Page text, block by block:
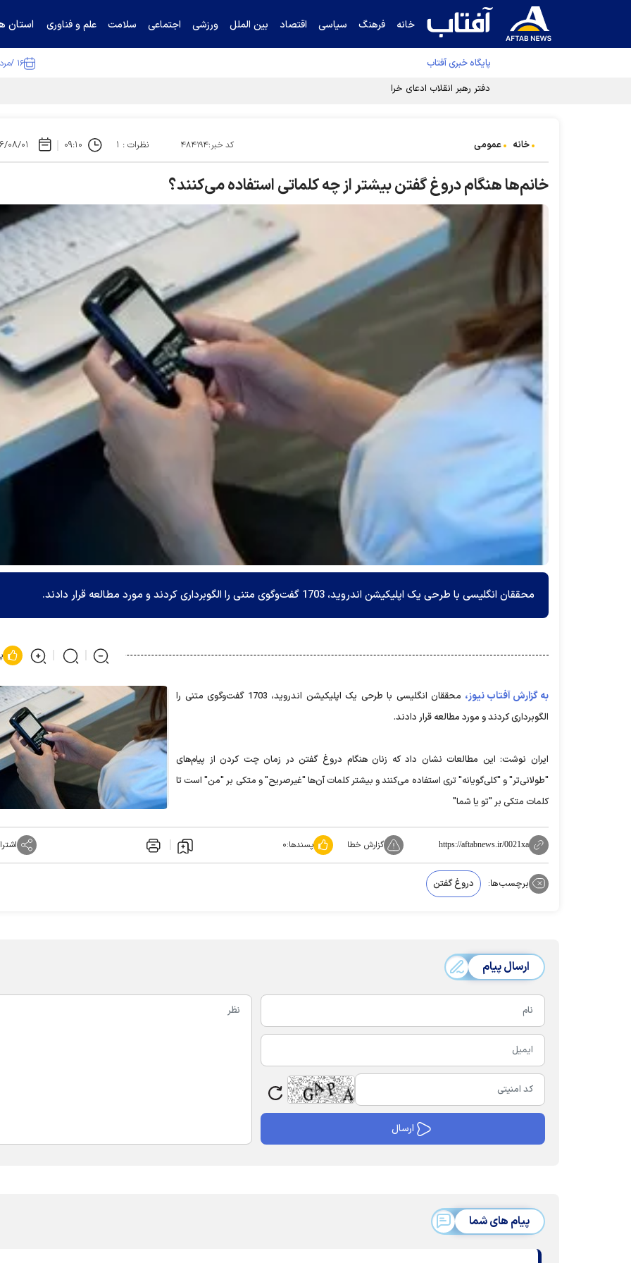
خانه فرهنگ سیاسی اقتصاد بین الملل ورزشی اجتماعی سلامت علم و فناوری استان
پایگاه خبری آفتاب ۱۶ /مرداد /۱۴۰۵
دفتر رهبر انقلاب ادعای خرازی درباره پزشکیان را تکذیب کرد
خانه عمومی کد خبر:۴۸۴۱۹۴ نظرات : ۱ ۰۹:۱۰ ۱۳۹۶/
خانم‌ها هنگام دروغ گفتن بیشتر از چه کلماتی استفاده می‌کنند؟
محققان انگلیسی با طرحی یک اپلیکیشن اندروید، 1703 گفت‌و‌گوی متنی را الگوبرداری کردند و مورد مطالعه قرار دادند.
به گزارش آفتاب نیوز،
محققان انگلیسی با طرحی یک اپلیکیشن اندروید، 1703 گفت‌و‌گوی متنی را
الگوبرداری کردند و مورد مطالعه قرار دادند.
ایران نوشت: این مطالعات نشان داد که زنان هنگام دروغ گفتن در زمان چت کردن از پیام‌های
"طولانی‌تر" و "کلی‌گویانه‌‌" تری استفاده می‌کنند و بیشتر کلمات آن‌ها "غیرصریح" و متکی بر "من" است تا
کلمات متکی بر "تو یا شما"
https://aftabnews.ir/0021xa گزارش خطا پسندها:۰
برچسب‌ها: دروغ گفتن
ارسال پیام
پیام های شما